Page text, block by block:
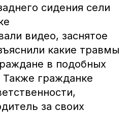
сидения сели
видео, заснятое
какие травмы
в подобных
гражданке
за своих